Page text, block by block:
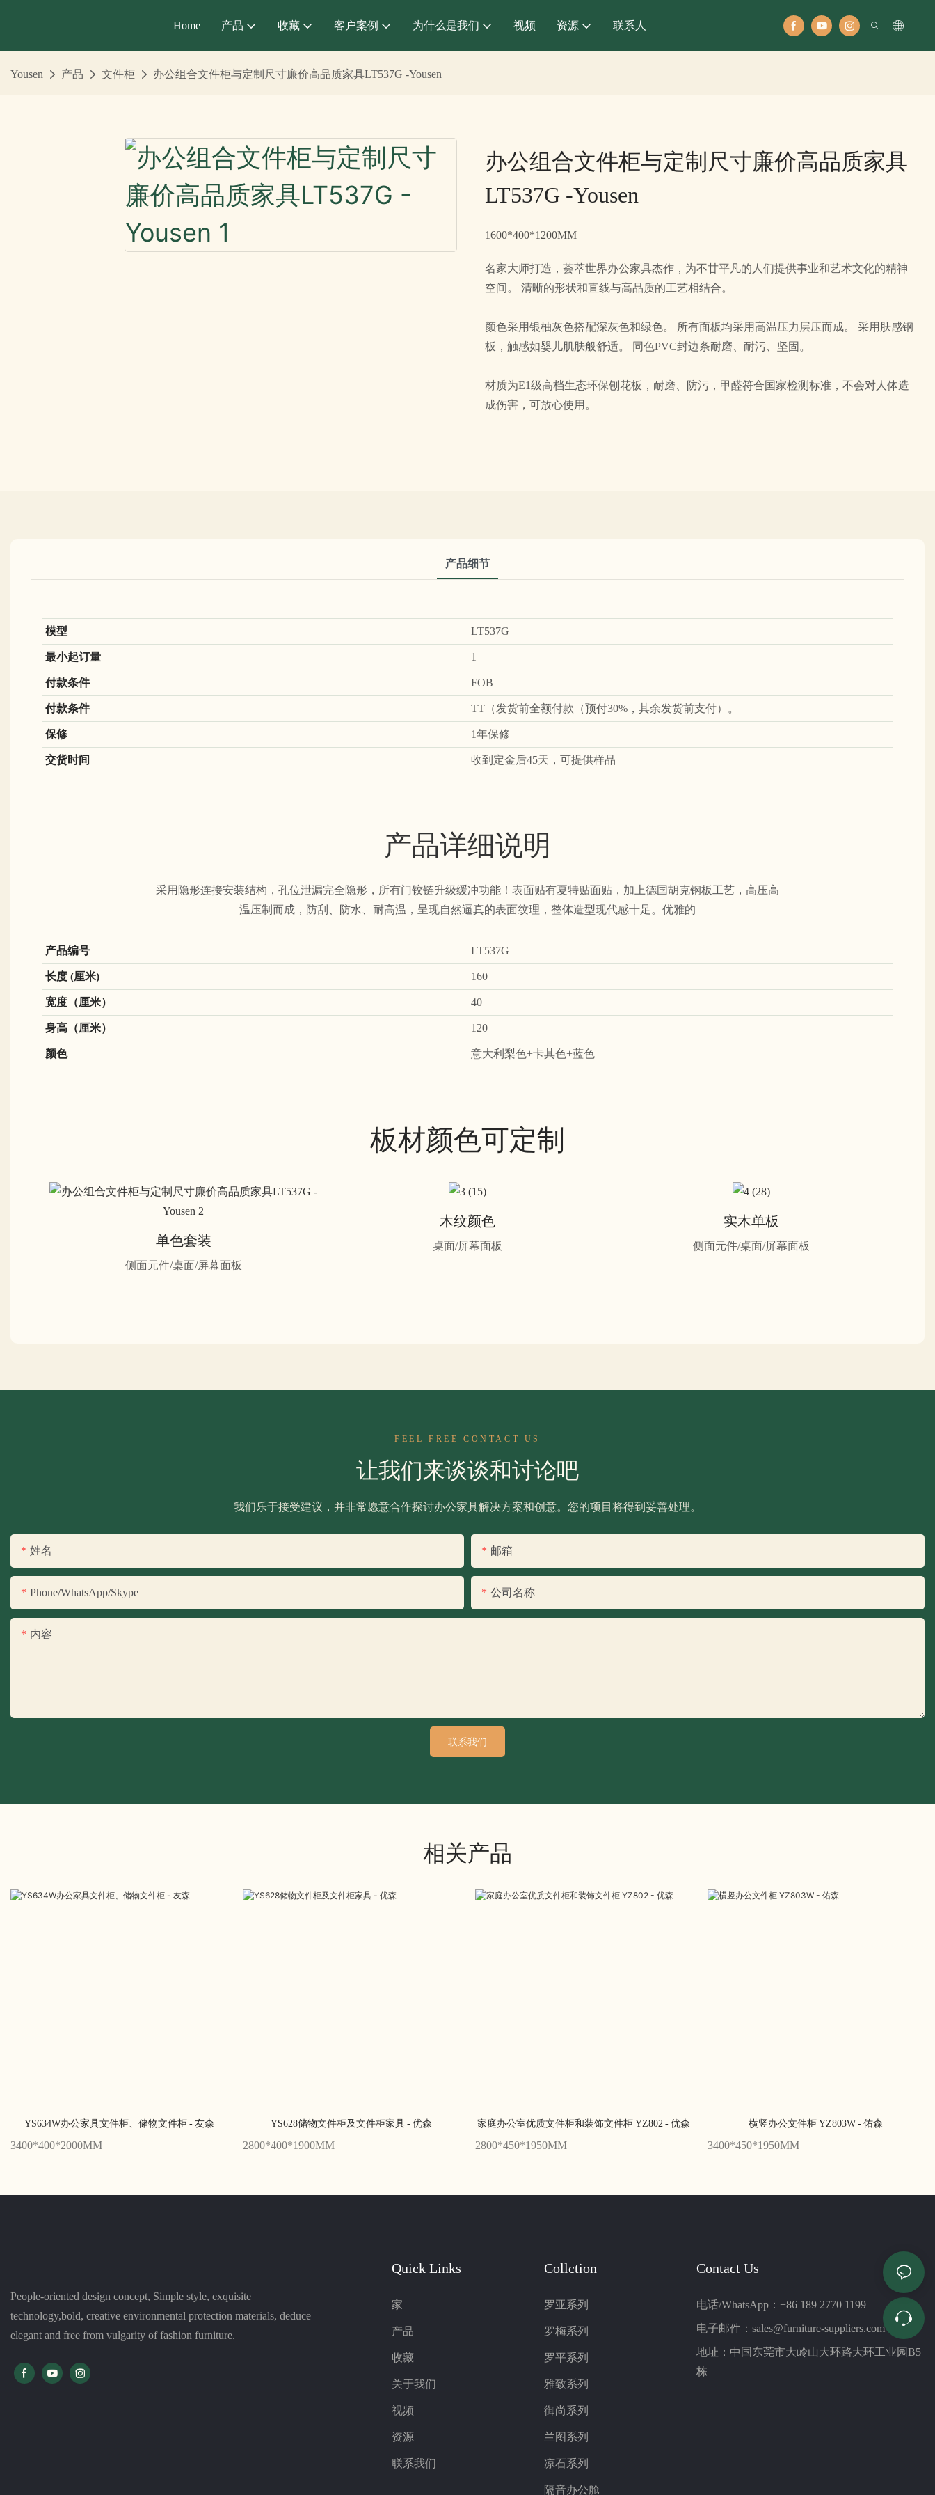
Home 产品 收藏 客户案例 为什么是我们 视频 资源 联系人
Yousen 产品 文件柜 办公组合文件柜与定制尺寸廉价高品质家具LT537G -Yousen
办公组合文件柜与定制尺寸廉价高品质家具
LT537G -Yousen
1600*400*1200MM
名家大师打造，荟萃世界办公家具杰作，为不甘平凡的人们提供事业和艺术文化的精神
空间。 清晰的形状和直线与高品质的工艺相结合。
颜色采用银柚灰色搭配深灰色和绿色。 所有面板均采用高温压力层压而成。 采用肤感钢
板，触感如婴儿肌肤般舒适。 同色PVC封边条耐磨、耐污、坚固。
材质为E1级高档生态环保刨花板，耐磨、防污，甲醛符合国家检测标准，不会对人体造
成伤害，可放心使用。
产品细节
模型
LT537G
最小起订量
1
付款条件
FOB
付款条件
TT（发货前全额付款（预付30%，其余发货前支付）。
保修
1年保修
交货时间
收到定金后45天，可提供样品
产品详细说明
采用隐形连接安装结构，孔位泄漏完全隐形，所有门铰链升级缓冲功能！表面贴有夏特贴面贴，加上德国胡克钢板工艺，高压高
温压制而成，防刮、防水、耐高温，呈现自然逼真的表面纹理，整体造型现代感十足。优雅的
产品编号
LT537G
长度 (厘米)
160
宽度（厘米）
40
身高（厘米）
120
颜色
意大利梨色+卡其色+蓝色
板材颜色可定制
单色套装
侧面元件/桌面/屏幕面板
木纹颜色
桌面/屏幕面板
实木单板
侧面元件/桌面/屏幕面板
FEEL FREE CONTACT US
让我们来谈谈和讨论吧
我们乐于接受建议，并非常愿意合作探讨办公家具解决方案和创意。您的项目将得到妥善处理。
姓名 邮箱
Phone/WhatsApp/Skype 公司名称
内容
联系我们
相关产品
YS634W办公家具文件柜、储物文件柜 - 友森
3400*400*2000MM
YS628储物文件柜及文件柜家具 - 优森
2800*400*1900MM
家庭办公室优质文件柜和装饰文件柜 YZ802 - 优森
2800*450*1950MM
横竖办公文件柜 YZ803W - 佑森
3400*450*1950MM
People-oriented design concept, Simple style, exquisite
technology,bold, creative environmental protection materials, deduce
elegant and free from vulgarity of fashion furniture.
Quick Links
家
产品
收藏
关于我们
视频
资源
联系我们
Collction
罗亚系列
罗梅系列
罗平系列
雅致系列
御尚系列
兰图系列
凉石系列
隔音办公舱
Contact Us
电话/WhatsApp：+86 189 2770 1199
电子邮件： sales@furniture-suppliers.com
地址：中国东莞市大岭山大环路大环工业园B5
栋